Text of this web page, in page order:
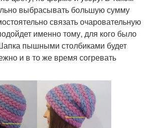
выбрасывать большую сумму
связать очаровательную
именно тому, для кого было
пышными столбиками будет
и в то же время согревать